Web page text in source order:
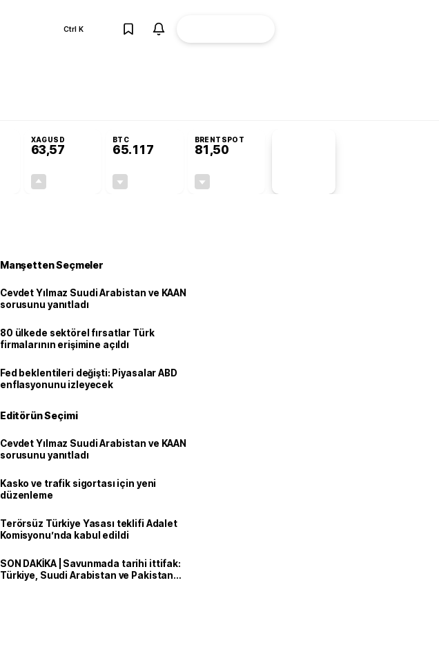
Ctrl K
XAGUSD
63,57
BTC
65.117
BRENTSPOT
81,50
Manşetten Seçmeler
Cevdet Yılmaz Suudi Arabistan ve KAAN
sorusunu yanıtladı
80 ülkede sektörel fırsatlar Türk
firmalarının erişimine açıldı
Fed beklentileri değişti: Piyasalar ABD
enflasyonunu izleyecek
Editörün Seçimi
Cevdet Yılmaz Suudi Arabistan ve KAAN
sorusunu yanıtladı
Kasko ve trafik sigortası için yeni
düzenleme
Terörsüz Türkiye Yasası teklifi Adalet
Komisyonu’nda kabul edildi
SON DAKİKA | Savunmada tarihi ittifak:
Türkiye, Suudi Arabistan ve Pakistan